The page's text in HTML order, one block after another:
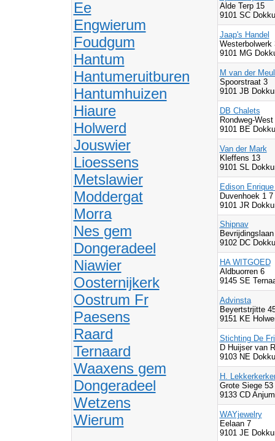
Ee
Engwierum
Foudgum
Hantum
Hantumeruitburen
Hantumhuizen
Hiaure
Holwerd
Jouswier
Lioessens
Metslawier
Moddergat
Morra
Nes gem
Dongeradeel
Niawier
Oosternijkerk
Oostrum Fr
Paesens
Raard
Ternaard
Waaxens gem
Dongeradeel
Wetzens
Wierum
Alde Terp 15
9101 SC
Jaap's Handel
9101 MG
M van der
Spoorstraat 3
9101 JB
DB Chalets
Rondweg-
9101 BE
Van der Mark
Kleffens 13
9101 SL
Edison
Duvenhoek 1 7
9101 JR
Shipnav
9102 DC
HA WITGOED
Aldbuorren 6
9145 SE
Advinsta
Beyertstrjitte
9151 KE
Stichting De
D Huijser van
9103 NE
H.
Grote Siege 53
9133 CD
WAYjewelry
Eelaan 7
9101 JE